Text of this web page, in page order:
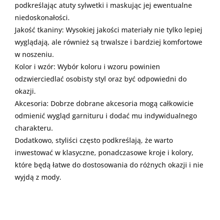
podkreślając atuty sylwetki i maskując jej ewentualne
niedoskonałości.
Jakość tkaniny: Wysokiej jakości materiały nie tylko lepiej
wyglądają, ale również są trwalsze i bardziej komfortowe
w noszeniu.
Kolor i wzór: Wybór koloru i wzoru powinien
odzwierciedlać osobisty styl oraz być odpowiedni do
okazji.
Akcesoria: Dobrze dobrane akcesoria mogą całkowicie
odmienić wygląd garnituru i dodać mu indywidualnego
charakteru.
Dodatkowo, styliści często podkreślają, że warto
inwestować w klasyczne, ponadczasowe kroje i kolory,
które będą łatwe do dostosowania do różnych okazji i nie
wyjdą z mody.